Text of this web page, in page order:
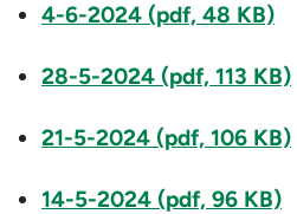
4-6-2024 (pdf, 48 KB)
28-5-2024 (pdf, 113 KB)
21-5-2024 (pdf, 106 KB)
14-5-2024 (pdf, 96 KB)